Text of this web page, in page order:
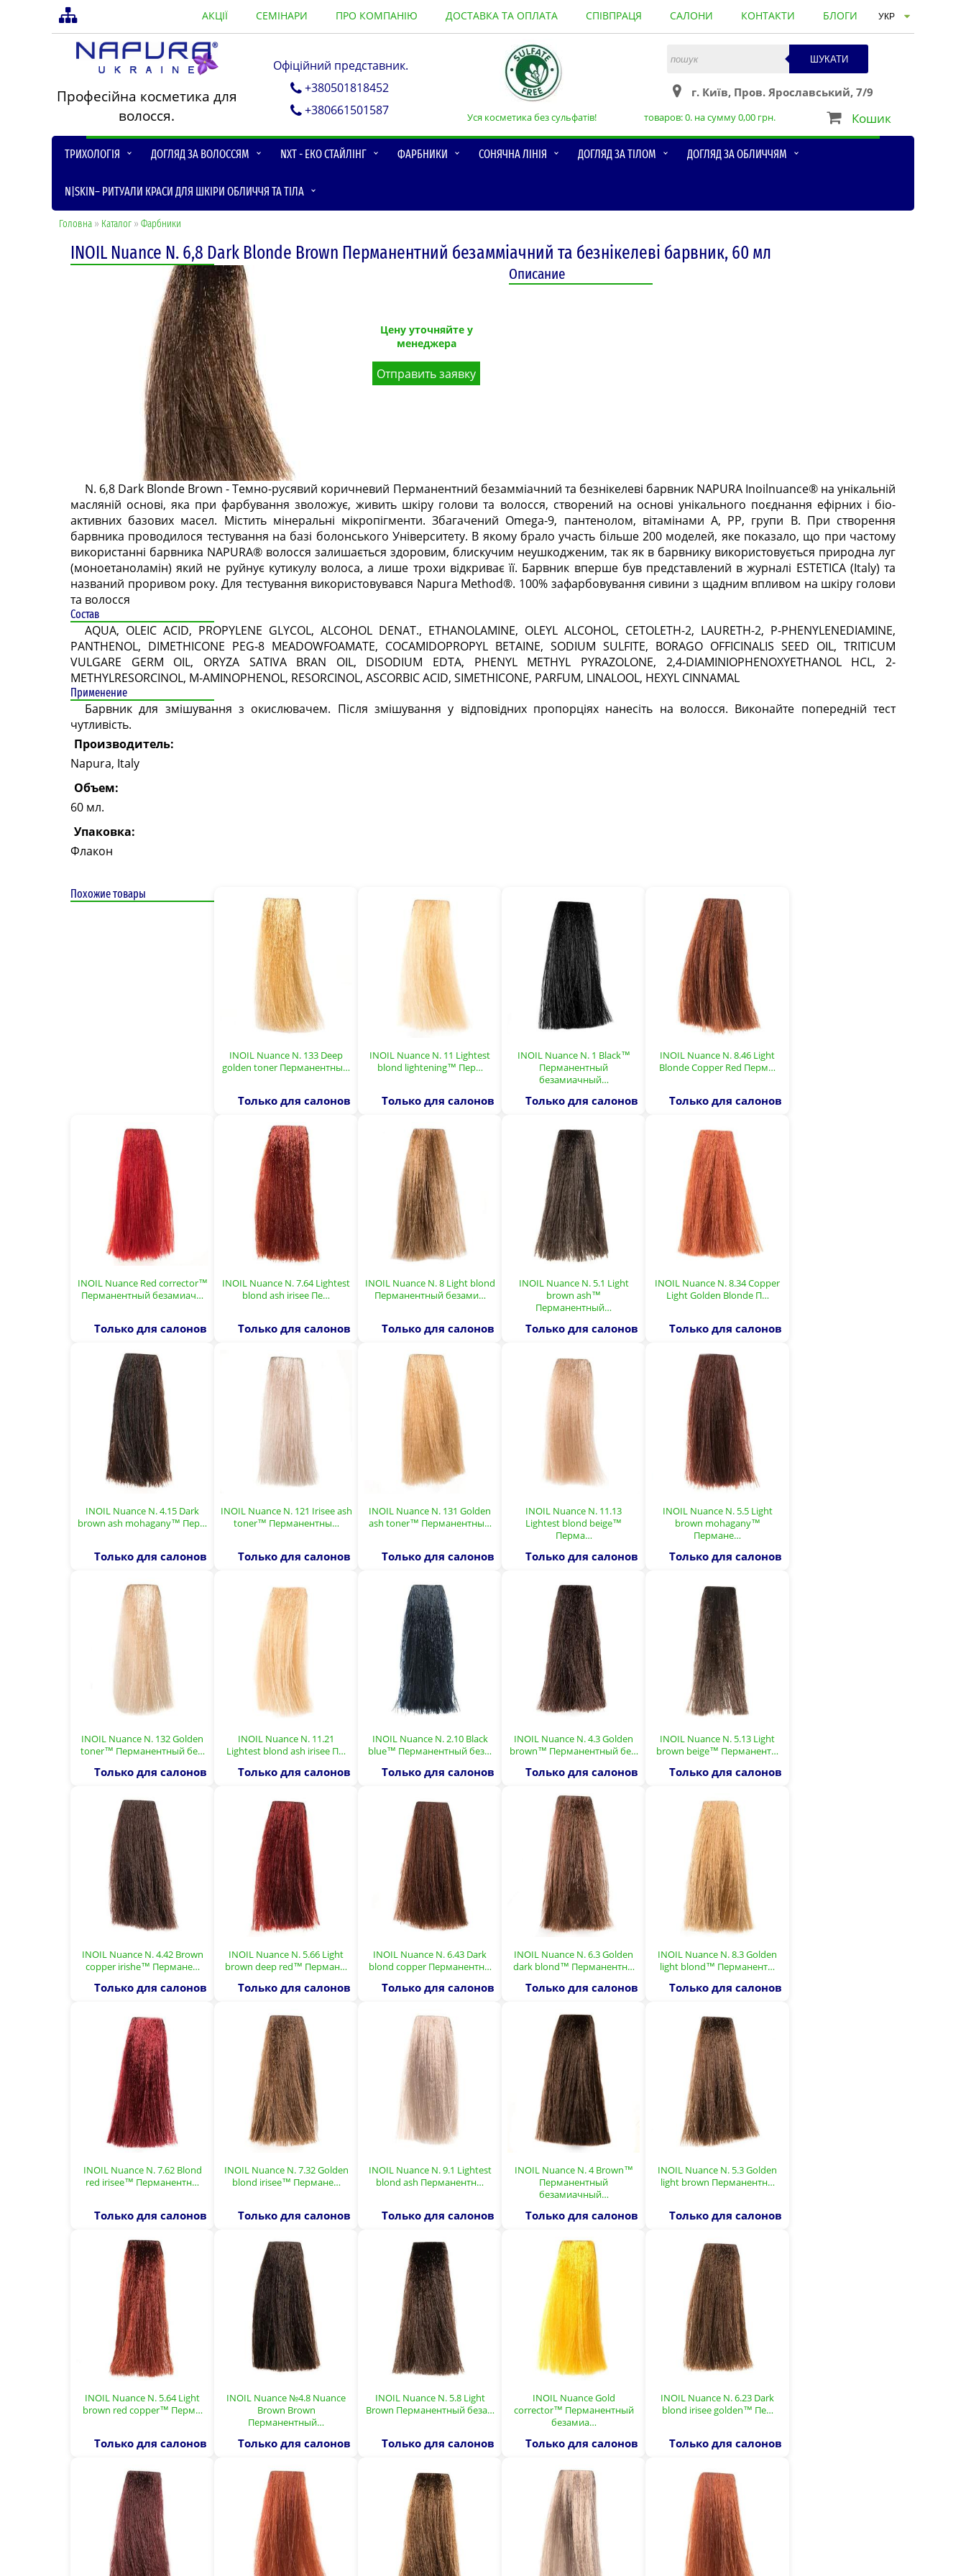
АКЦІЇ СЕМІНАРИ ПРО КОМПАНІЮ ДОСТАВКА ТА ОПЛАТА СПІВПРАЦЯ САЛОНИ КОНТАКТИ БЛОГИ
Професійна косметика для
волосся.
Офіційний представник.
+380501818452
+380661501587
Уся косметика без сульфатів!
ШУКАТИ
г. Київ, Пров. Ярославський, 7/9
товаров:0. на сумму0,00 грн. Кошик
ТРИХОЛОГІЯ ДОГЛЯД ЗА ВОЛОССЯМ NXT - ЕКО СТАЙЛІНГ ФАРБНИКИ СОНЯЧНА ЛІНІЯ ДОГЛЯД ЗА ТІЛОМ ДОГЛЯД ЗА ОБЛИЧЧЯМ
N|SKIN– РИТУАЛИ КРАСИ ДЛЯ ШКІРИ ОБЛИЧЧЯ ТА ТІЛА
Головна » Каталог » Фарбники
INOIL Nuance N. 6,8 Dark Blonde Brown Перманентний безамміачний та безнікелеві барвник, 60 мл
Цену уточняйте у
менеджера
Отправить заявку
Описание
N. 6,8 Dark Blonde Brown - Темно-русявий коричневий Перманентний безамміачний та безнікелеві барвник NAPURA Inoilnuance® на унікальній
масляній основі, яка при фарбування зволожує, живить шкіру голови та волосся, створений на основі унікального поєднання ефірних і біо-
активних базових масел. Містить мінеральні мікропігменти. Збагачений Omega-9, пантенолом, вітамінами А, РР, групи B. При створення
барвника проводилося тестування на базі болонського Університету. В якому брало участь більше 200 моделей, яке показало, що при частому
використанні барвника NAPURA® волосся залишається здоровим, блискучим неушкодженим, так як в барвнику використовується природна луг
(моноетаноламін) який не руйнує кутикулу волоса, а лише трохи відкриває її. Барвник вперше був представлений в журналі ESTETICA (Italy) та
названий проривом року. Для тестування використовувався Napura Method®. 100% зафарбовування сивини з щадним впливом на шкіру голови
та волосся
Состав
AQUA, OLEIC ACID, PROPYLENE GLYCOL, ALCOHOL DENAT., ETHANOLAMINE, OLEYL ALCOHOL, CETOLETH-2, LAURETH-2, P-PHENYLENEDIAMINE,
PANTHENOL, DIMETHICONE PEG-8 MEADOWFOAMATE, COCAMIDOPROPYL BETAINE, SODIUM SULFITE, BORAGO OFFICINALIS SEED OIL, TRITICUM
VULGARE GERM OIL, ORYZA SATIVA BRAN OIL, DISODIUM EDTA, PHENYL METHYL PYRAZOLONE, 2,4-DIAMINIOPHENOXYETHANOL HCL, 2-
METHYLRESORCINOL, M-AMINOPHENOL, RESORCINOL, ASCORBIC ACID, SIMETHICONE, PARFUM, LINALOOL, HEXYL CINNAMAL
Применение
Барвник для змішування з окислювачем. Після змішування у відповідних пропорціях нанесіть на волосся. Виконайте попередній тест
чутливість.
Производитель:
Napura, Italy
Объем:
60 мл.
Упаковка:
Флакон
Похожие товары
INOIL Nuance N. 133 Deep
golden toner Перманентны…
Только для салонов
INOIL Nuance N. 11 Lightest
blond lightening™ Пер…
Только для салонов
INOIL Nuance N. 1 Black™
Перманентный
безамиачный…
Только для салонов
INOIL Nuance N. 8.46 Light
Blonde Copper Red Перм…
Только для салонов
INOIL Nuance Red corrector™
Перманентный безамиач…
Только для салонов
INOIL Nuance N. 7.64 Lightest
blond ash irisee Пе…
Только для салонов
INOIL Nuance N. 8 Light blond
Перманентный безами…
Только для салонов
INOIL Nuance N. 5.1 Light
brown ash™
Перманентный…
Только для салонов
INOIL Nuance N. 8.34 Copper
Light Golden Blonde П…
Только для салонов
INOIL Nuance N. 4.15 Dark
brown ash mohagany™ Пер…
Только для салонов
INOIL Nuance N. 121 Irisee ash
toner™ Перманентны…
Только для салонов
INOIL Nuance N. 131 Golden
ash toner™ Перманентны…
Только для салонов
INOIL Nuance N. 11.13
Lightest blond beige™
Перма…
Только для салонов
INOIL Nuance N. 5.5 Light
brown mohagany™
Пермане…
Только для салонов
INOIL Nuance N. 132 Golden
toner™ Перманентный бе…
Только для салонов
INOIL Nuance N. 11.21
Lightest blond ash irisee П…
Только для салонов
INOIL Nuance N. 2.10 Black
blue™ Перманентный без…
Только для салонов
INOIL Nuance N. 4.3 Golden
brown™ Перманентный бе…
Только для салонов
INOIL Nuance N. 5.13 Light
brown beige™ Перманент…
Только для салонов
INOIL Nuance N. 4.42 Brown
copper irishe™ Пермане…
Только для салонов
INOIL Nuance N. 5.66 Light
brown deep red™ Перман…
Только для салонов
INOIL Nuance N. 6.43 Dark
blond copper Перманентн…
Только для салонов
INOIL Nuance N. 6.3 Golden
dark blond™ Перманентн…
Только для салонов
INOIL Nuance N. 8.3 Golden
light blond™ Перманент…
Только для салонов
INOIL Nuance N. 7.62 Blond
red irisee™ Перманентн…
Только для салонов
INOIL Nuance N. 7.32 Golden
blond irisee™ Пермане…
Только для салонов
INOIL Nuance N. 9.1 Lightest
blond ash Перманентн…
Только для салонов
INOIL Nuance N. 4 Brown™
Перманентный
безамиачный…
Только для салонов
INOIL Nuance N. 5.3 Golden
light brown Перманентн…
Только для салонов
INOIL Nuance N. 5.64 Light
brown red copper™ Перм…
Только для салонов
INOIL Nuance №4.8 Nuance
Brown Brown
Перманентный…
Только для салонов
INOIL Nuance N. 5.8 Light
Brown Перманентный беза…
Только для салонов
INOIL Nuance Gold
corrector™ Перманентный
безамиа…
Только для салонов
INOIL Nuance N. 6.23 Dark
blond irisee golden™ Пе…
Только для салонов